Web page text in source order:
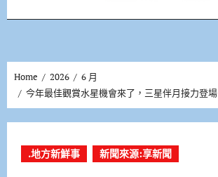
Home 2026
6 月
今年最佳觀賞水星機會來了，三星伴月接力登場
.地方新鮮事 新聞來源:享新聞